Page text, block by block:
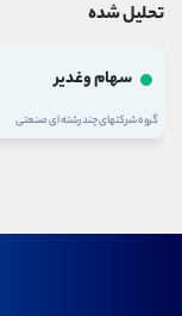
تحلیل شده
سهام وغدیر
گروه شرکتهای چند رشته ای صنعتی